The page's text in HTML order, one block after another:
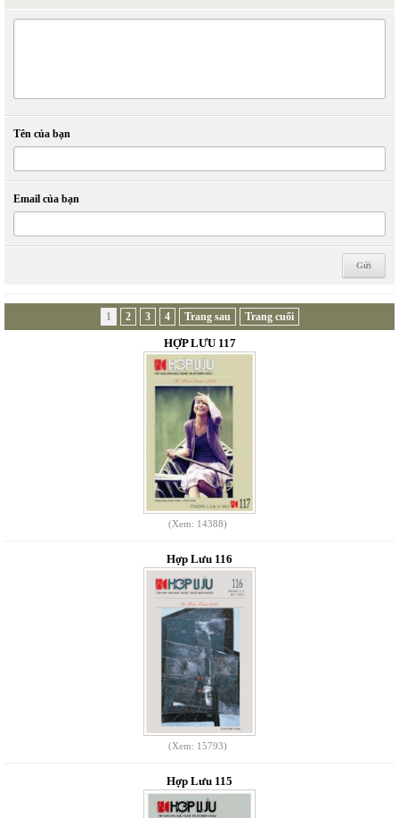
Tên của bạn
Email của bạn
1 2 3 4 Trang sau Trang cuối
HỢP LƯU 117
(Xem: 14388)
Hợp Lưu 116
(Xem: 15793)
Hợp Lưu 115